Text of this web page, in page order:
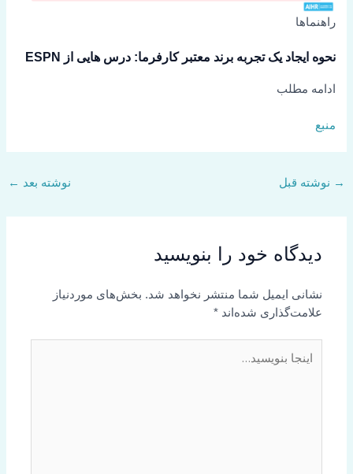
راهنماها
نحوه ایجاد یک تجربه برند معتبر کارفرما: درس هایی از ESPN
ادامه مطلب
منبع
→ نوشته قبل نوشته بعد ←
دیدگاه‌ خود را بنویسید
نشانی ایمیل شما منتشر نخواهد شد. بخش‌های موردنیاز
علامت‌گذاری شده‌اند*
بنویسید…